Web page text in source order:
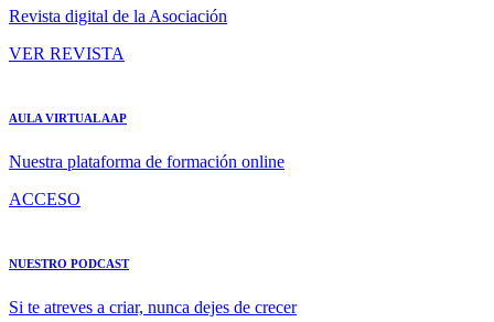
Revista digital de la Asociación
VER REVISTA
AULA VIRTUAL AAP
Nuestra plataforma de formación online
ACCESO
NUESTRO PODCAST
Si te atreves a criar, nunca dejes de crecer